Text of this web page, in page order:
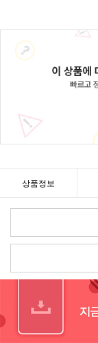
상품정보